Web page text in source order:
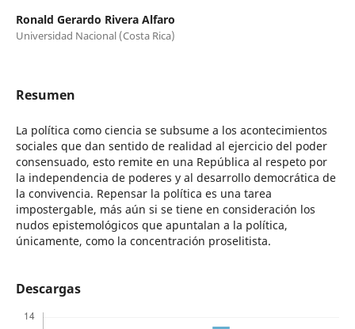
Ronald Gerardo Rivera Alfaro
Universidad Nacional (Costa Rica)
Resumen
La política como ciencia se subsume a los acontecimientos
sociales que dan sentido de realidad al ejercicio del poder
consensuado, esto remite en una República al respeto por
la independencia de poderes y al desarrollo democrática de
la convivencia. Repensar la política es una tarea
impostergable, más aún si se tiene en consideración los
nudos epistemológicos que apuntalan a la política,
únicamente, como la concentración proselitista.
Descargas